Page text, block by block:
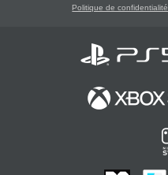
Politique de confidentialité